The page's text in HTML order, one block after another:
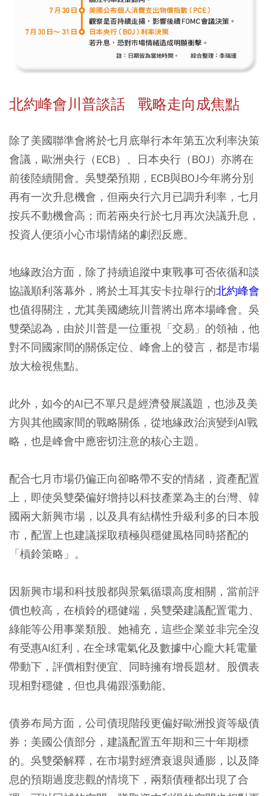
北約峰會川普談話 戰略走向成焦點
除了美國聯準會將於七月底舉行本年第五次利率決策
會議，歐洲央行（ECB）、日本央行（BOJ）亦將在
前後陸續開會。吳雙榮預期，ECB與BOJ今年將分別
再有一次升息機會，但兩央行六月已調升利率，七月
按兵不動機會高；而若兩央行於七月再次決議升息，
投資人便須小心市場情緒的劇烈反應。
地緣政治方面，除了持續追蹤中東戰事可否依循和談
協議順利落幕外，將於土耳其安卡拉舉行的北約峰會
也值得關注，尤其美國總統川普將出席本場峰會。吳
雙榮認為，由於川普是一位重視「交易」的領袖，他
對不同國家間的關係定位、峰會上的發言，都是市場
放大檢視焦點。
此外，如今的AI已不單只是經濟發展議題，也涉及美
方與其他國家間的戰略關係，從地緣政治演變到AI戰
略，也是峰會中應密切注意的核心主題。
配合七月市場仍偏正向卻略帶不安的情緒，資產配置
上，即使吳雙榮偏好增持以科技產業為主的台灣、韓
國兩大新興市場，以及具有結構性升級利多的日本股
市，配置上也建議採取積極與穩健風格同時搭配的
「槓鈴策略」。
因新興市場和科技股都與景氣循環高度相關，當前評
價也較高，在槓鈴的穩健端，吳雙榮建議配置電力、
綠能等公用事業類股。她補充，這些企業並非完全沒
有受惠AI紅利，在全球電氣化及數據中心龐大耗電量
帶動下，評價相對便宜、同時擁有增長題材。股價表
現相對穩健，但也具備跟漲動能。
債券布局方面，公司債現階段更偏好歐洲投資等級債
券；美國公債部分，建議配置五年期和三十年期標
的。吳雙榮解釋，在市場對經濟衰退與通膨，以及降
息的預期過度悲觀的情境下，兩類債種都出現了合